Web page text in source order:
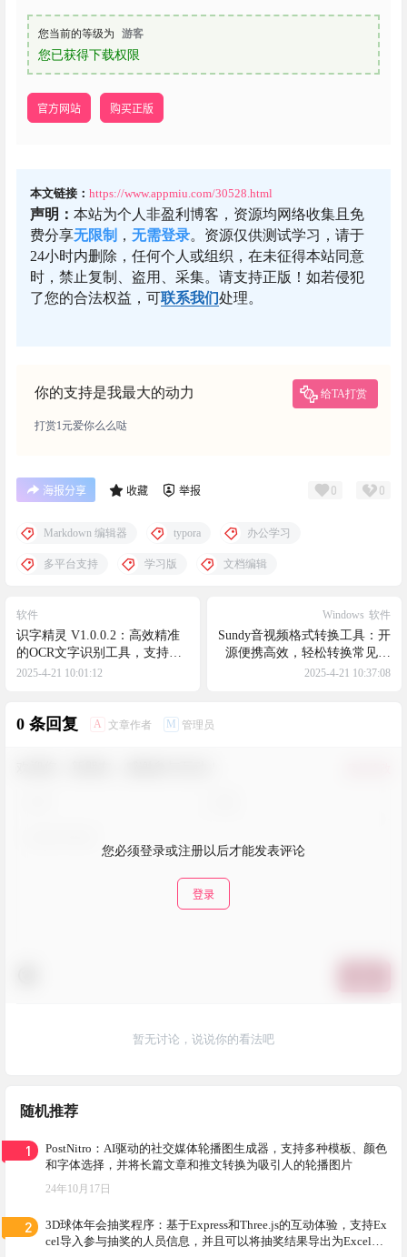
您当前的等级为 游客
您已获得下载权限
官方网站 购买正版
本文链接： https://www.appmiu.com/30528.html
声明： 本站为个人非盈利博客，资源均网络收集且免
费分享无限制 ， 无需登录。资源仅供测试学习，请于
24小时内删除，任何个人或组织，在未征得本站同意
时，禁止复制、盗用、采集。请支持正版！如若侵犯
了您的合法权益，可联系我们处理。
你的支持是我最大的动力 给TA打赏
打赏1元爱你么么哒
海报分享 收藏 举报 0 0
Markdown 编辑器 typora 办公学习
多平台支持 学习版 文档编辑
软件
识字精灵 V1.0.0.2：高效精准
的OCR文字识别工具，支持多
语言，支持离线运行，无需联
2025-4-21 10:01:12
Windows 软件
Sundy音视频格式转换工具：开
源便携高效，轻松转换常见的
多种音视频格式
2025-4-21 10:37:08
0 条回复 A 文章作者 M 管理员
您必须登录或注册以后才能发表评论
登录
暂无讨论，说说你的看法吧
随机推荐
1
PostNitro：AI驱动的社交媒体轮播图生成器，支持多种模板、颜色
和字体选择，并将长篇文章和推文转换为吸引人的轮播图片
24年10月17日
2
3D球体年会抽奖程序：基于Express和Three.js的互动体验，支持Ex
cel导入参与抽奖的人员信息，并且可以将抽奖结果导出为Excel文